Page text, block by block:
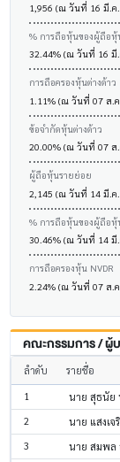
1,956 (ณ วันที่ 16 มี.ค
% การถือหุ้นของผู้ถือหุ้
32.44% (ณ วันที่ 16 มี
การถือครองหุ้นต่างด้าว
1.11% (ณ วันที่ 07 ส.
ข้อจำกัดหุ้นต่างด้าว
20.00% (ณ วันที่ 07 ส
ผู้ถือหุ้นรายย่อย
2,145 (ณ วันที่ 14 มี.ค
% การถือหุ้นของผู้ถือหุ้
30.46% (ณ วันที่ 14 มี
การถือครองหุ้น NVDR
2.24% (ณ วันที่ 07 ส.
คณะกรรมการ / ผู้
ลำดับ รายชื่อ
1
นาย สุธนัย
2
นาย แสงเจ
3
นาย สมพล